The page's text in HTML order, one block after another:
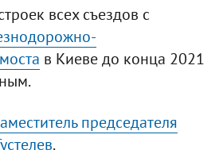
всех съездов с
в Киеве до конца 2021
председателя
.